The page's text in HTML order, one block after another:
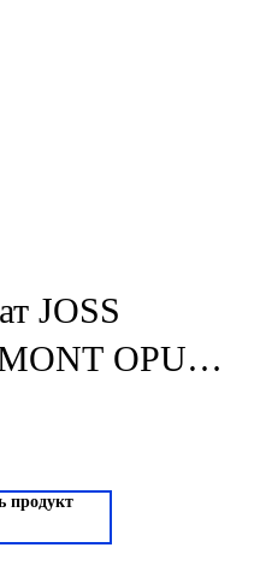
JOSS
OPUS
продукт